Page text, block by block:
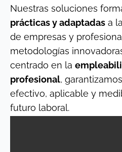
Nuestras soluciones
prácticas y adaptadas a
de empresas y
metodologías
centrado en la
profesional,
efectivo, aplicable y
futuro laboral.